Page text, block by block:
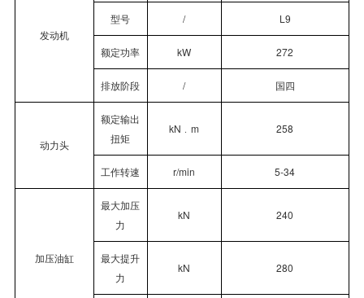
发动机
型号 / L9
额定功率 kW 272
排放阶段 / 国四
动力头
额定输出
扭矩
kN﹒m 258
工作转速 r/min 5-34
加压油缸
最大加压
力
kN 240
最大提升
力
kN 280